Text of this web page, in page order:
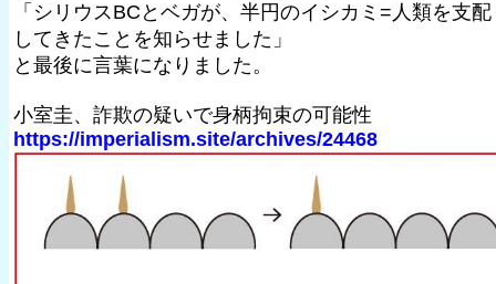
「シリウスBCとベガが、半円のイシカミ=人類を支配
してきたことを知らせました」
と最後に言葉になりました。
小室圭、詐欺の疑いで身柄拘束の可能性
https://imperialism.site/archives/24468